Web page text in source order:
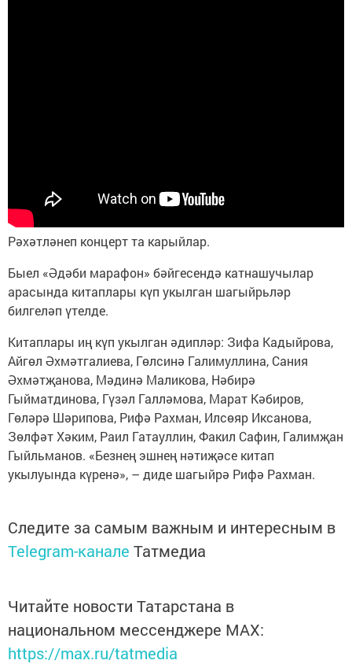
Рәхәтләнеп концерт та карыйлар.
Быел «Әдәби марафон» бәйгесендә катнашучылар
арасында китаплары күп укылган шагыйрьләр
билгеләп үтелде.
Китаплары иң күп укылган әдипләр: Зифа Кадыйрова,
Айгөл Әхмәтгалиева, Гөлсинә Галимуллина, Сания
Әхмәтҗанова, Мәдинә Маликова, Нәбирә
Гыйматдинова, Гүзәл Галләмова, Марат Кәбиров,
Гөләрә Шәрипова, Рифә Рахман, Илсөяр Иксанова,
Зөлфәт Хәким, Раил Гатауллин, Факил Сафин, Галимҗан
Гыйльманов. «Безнең эшнең нәтиҗәсе китап
укылуында күренә», – диде шагыйрә Рифә Рахман.
Следите за самым важным и интересным в
Telegram-канале Татмедиа
Читайте новости Татарстана в
национальном мессенджере MАХ:
https://max.ru/tatmedia